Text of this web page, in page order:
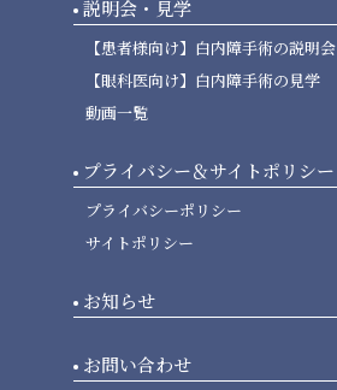
説明会・見学
【患者様向け】白内障手術の説明会
【眼科医向け】白内障手術の見学
動画一覧
プライバシー＆サイトポリシー
プライバシーポリシー
サイトポリシー
お知らせ
お問い合わせ